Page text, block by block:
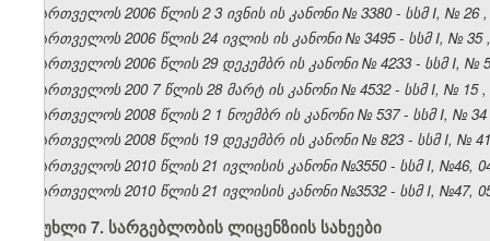
საქართველოს 2006 წლის 2 3 ივნის ის კანონი № 3380 - სსმ I, № 26
საქართველოს 2006 წლის 24 ივლის ის კანონი № 3495 - სსმ I, № 35
საქართველოს 2006 წლის 29 დეკემბრ ის კანონი № 4233 - სსმ I, №
საქართველოს 200 7 წლის 28 მარტ ის კანონი № 4532 - სსმ I, № 15 ,
საქართველოს 2008 წლის 2 1 ნოემბრ ის კანონი № 537 - სსმ I, № 34
საქართველოს 2008 წლის 19 დეკემბრ ის კანონი № 823 - სსმ I, № 41
საქართველოს 2010 წლის 21 ივლისის კანონი №3550 - სსმ I, №46,
საქართველოს 2010 წლის 21 ივლისის კანონი №3532 - სსმ I, №47,
მუხლი 7. სარგებლობის ლიცენზიის სახეები